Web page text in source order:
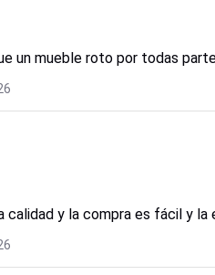
un mueble roto por todas
calidad y la compra es fácil y la